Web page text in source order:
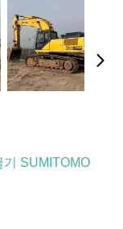
SUMITOMO